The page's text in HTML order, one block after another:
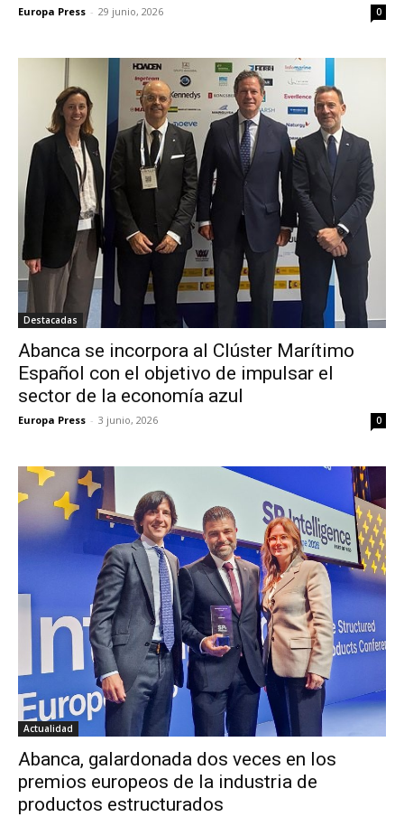
Europa Press - 29 junio, 2026 0
Destacadas
Abanca se incorpora al Clúster Marítimo
Español con el objetivo de impulsar el
sector de la economía azul
Europa Press - 3 junio, 2026 0
Actualidad
Abanca, galardonada dos veces en los
premios europeos de la industria de
productos estructurados